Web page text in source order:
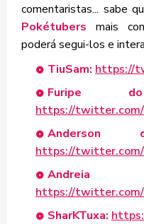
comentaristas... sabe
Pokétubers mais
poderá segui-los e
TiuSam: https://
Furipe
https://
https://twitter.com/
https://twitter.com/
SharKTuxa: